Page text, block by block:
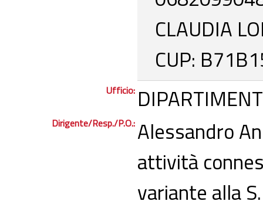
CLAUDIA
CUP:
Ufficio:
Dirigente/Resp./P.O.: Alessandro
attività
variante alla